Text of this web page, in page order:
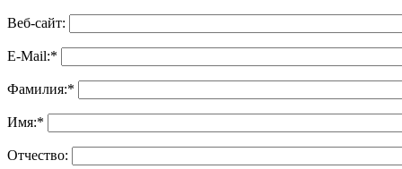
Веб-сайт:
E-Mail:*
Фамилия:*
Имя:*
Отчество: